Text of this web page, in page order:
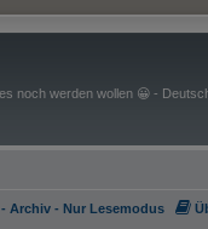
noch werden wollen 😀 -
Archiv - Nur Lesemodus